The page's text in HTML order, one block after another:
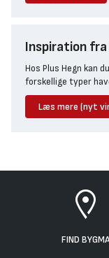
Inspiration fra
Hos Plus Hegn kan
forskellige typer
Læs mere (nyt
FIND